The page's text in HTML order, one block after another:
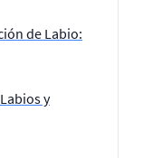
de Labio:
y